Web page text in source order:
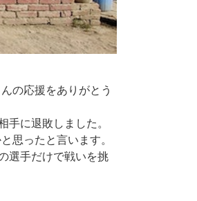
の応援をありがとう
に退敗しました。
思ったと言います。
選手だけで戦いを挑